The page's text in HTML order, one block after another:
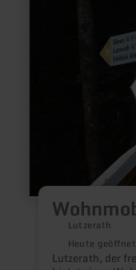
Lutzerath
Heute geöffnet
Lutzerath, der